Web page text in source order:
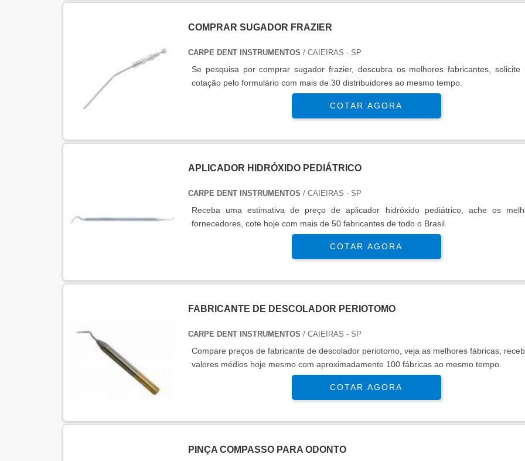
COMPRAR SUGADOR FRAZIER
CARPE DENT INSTRUMENTOS / CAIEIRAS - SP
Se pesquisa por comprar sugador frazier, descubra os melhores fabricantes, solicite
cotação pelo formulário com mais de 30 distribuidores ao mesmo tempo.
COTAR AGORA
APLICADOR HIDRÓXIDO PEDIÁTRICO
CARPE DENT INSTRUMENTOS / CAIEIRAS - SP
Receba uma estimativa de preço de aplicador hidróxido pediátrico, ache os
fornecedores, cote hoje com mais de 50 fabricantes de todo o Brasil.
COTAR AGORA
FABRICANTE DE DESCOLADOR PERIOTOMO
CARPE DENT INSTRUMENTOS / CAIEIRAS - SP
Compare preços de fabricante de descolador periotomo, veja as melhores fábricas,
valores médios hoje mesmo com aproximadamente 100 fábricas ao mesmo tempo.
COTAR AGORA
PINÇA COMPASSO PARA ODONTO